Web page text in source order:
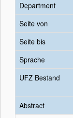
Department
Seite von
Seite bis
Sprache
UFZ Bestand
Abstract